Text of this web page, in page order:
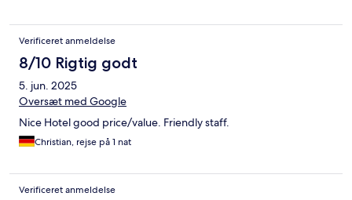
Verificeret anmeldelse
8/10 Rigtig godt
5. jun. 2025
Oversæt med Google
Nice Hotel good price/value. Friendly staff.
Christian, rejse på 1 nat
Verificeret anmeldelse